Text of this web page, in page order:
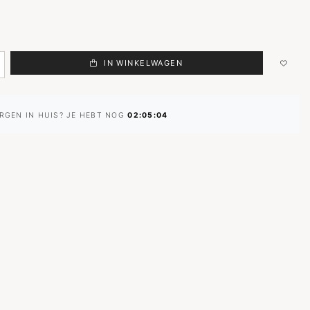
IN WINKELWAGEN
IN HUIS? JE HEBT NOG02:05:03